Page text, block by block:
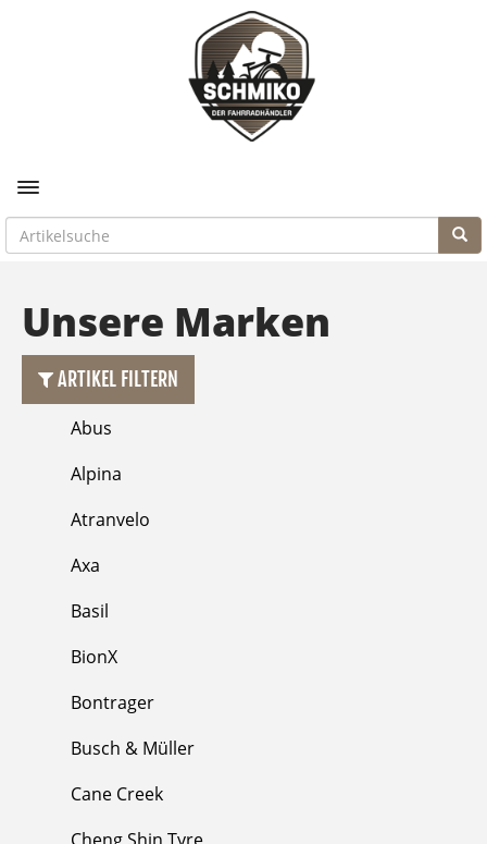
Toggle navigation
Unsere Marken
ARTIKEL FILTERN
Abus
Alpina
Atranvelo
Axa
Basil
BionX
Bontrager
Busch & Müller
Cane Creek